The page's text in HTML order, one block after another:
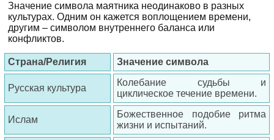
Значение символа маятника неодинаково в разных
культурах. Одним он кажется воплощением времени,
другим – символом внутреннего баланса или
конфликтов.
Страна/Религия Значение символа
Русская культура
Колебание судьбы и
циклическое течение времени.
Ислам
Божественное подобие ритма
жизни и испытаний.